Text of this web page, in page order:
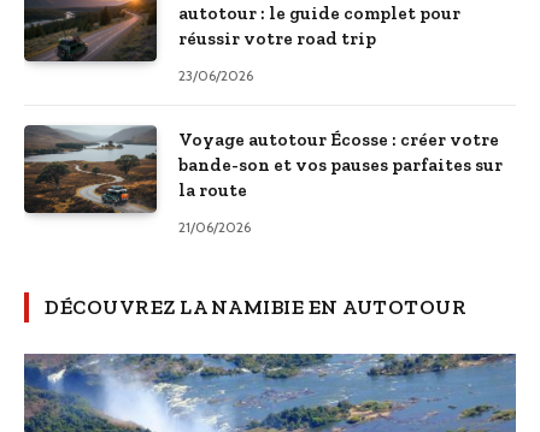
autotour : le guide complet pour
réussir votre road trip
23/06/2026
Voyage autotour Écosse : créer votre
bande-son et vos pauses parfaites sur
la route
21/06/2026
DÉCOUVREZ LA NAMIBIE EN AUTOTOUR